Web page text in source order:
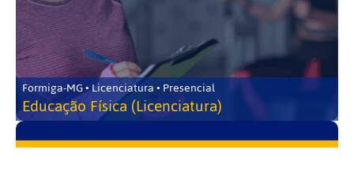
Formiga-MG • Licenciatura • Presencial
Educação Física (Licenciatura)